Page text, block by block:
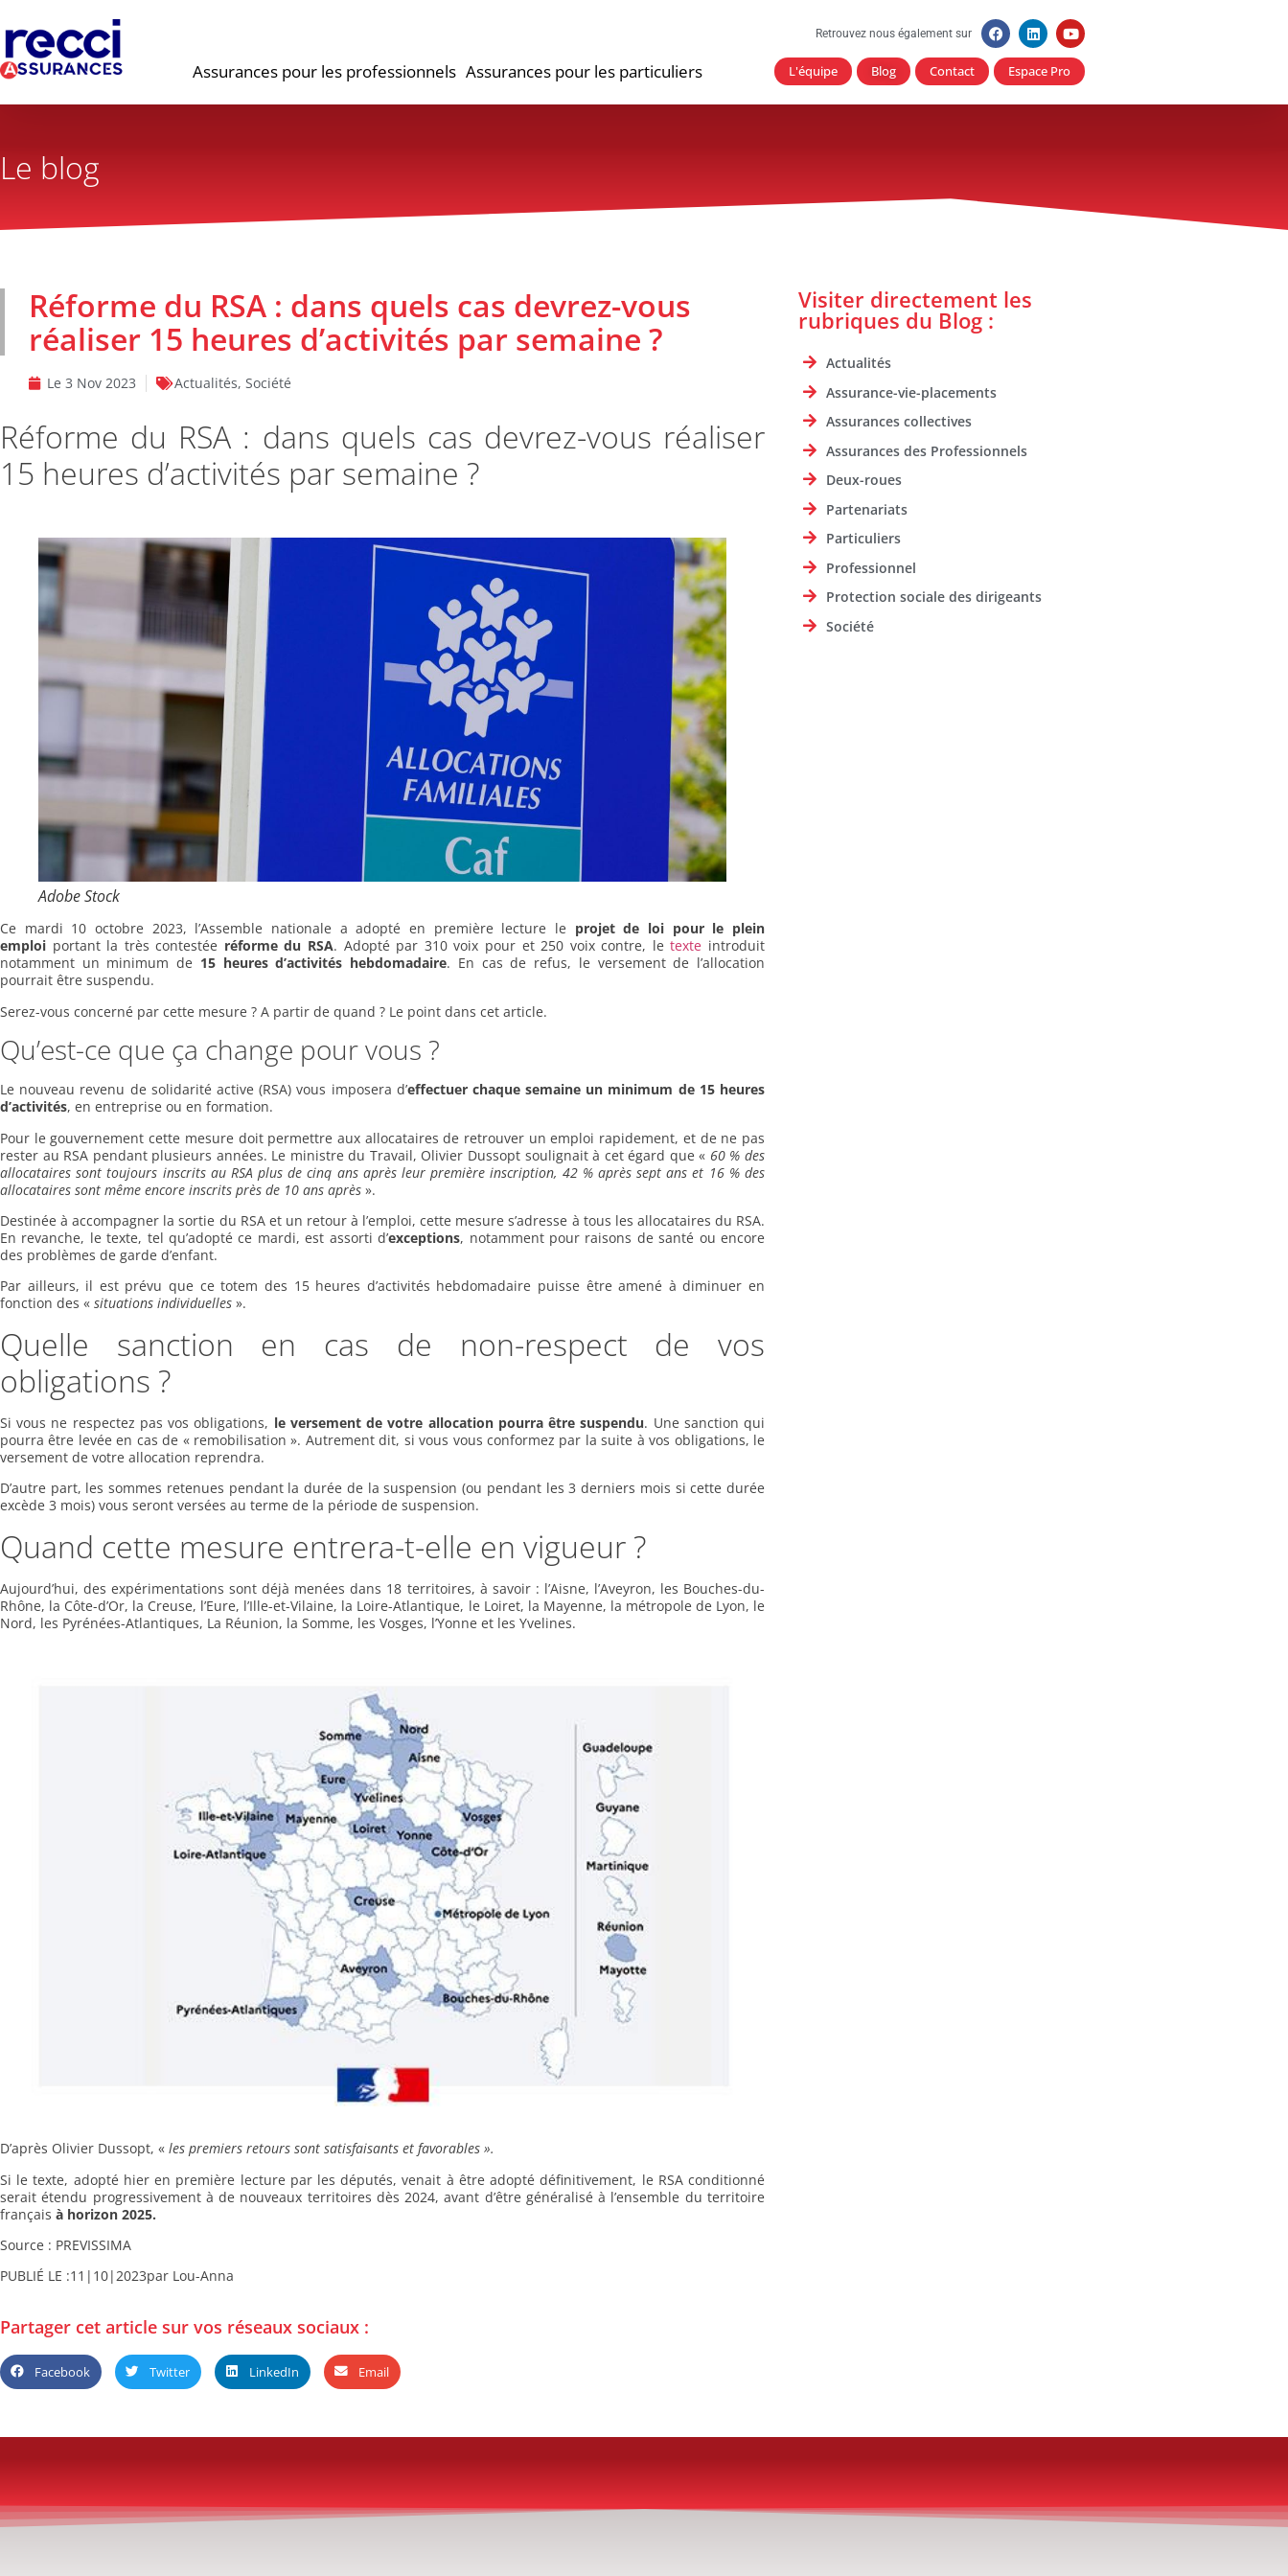
Assurances pour les professionnels Assurances pour les particuliers
Retrouvez nous également sur
L'équipe Blog Contact Espace Pro
Le blog
Réforme du RSA : dans quels cas devrez-vous
réaliser 15 heures d’activités par semaine ?
Le 3 Nov 2023 Actualités, Société
Réforme du RSA : dans quels cas devrez-vous réaliser
15 heures d’activités par semaine ?
Adobe Stock
Ce mardi 10 octobre 2023, l’Assemble nationale a adopté en première lecture le projet de loi pour le plein
emploi portant la très contestée réforme du RSA. Adopté par 310 voix pour et 250 voix contre, letexte introduit
notamment un minimum de 15 heures d’activités hebdomadaire. En cas de refus, le versement de l’allocation
pourrait être suspendu.
Serez-vous concerné par cette mesure ? A partir de quand ? Le point dans cet article.
Qu’est-ce que ça change pour vous ?
Le nouveau revenu de solidarité active (RSA) vous imposera d’effectuer chaque semaine un minimum de 15 heures
d’activités, en entreprise ou en formation.
Pour le gouvernement cette mesure doit permettre aux allocataires de retrouver un emploi rapidement, et de ne pas
rester au RSA pendant plusieurs années. Le ministre du Travail, Olivier Dussopt soulignait à cet égard que « 60 % des
allocataires sont toujours inscrits au RSA plus de cinq ans après leur première inscription, 42 % après sept ans et 16 % des
allocataires sont même encore inscrits près de 10 ans après ».
Destinée à accompagner la sortie du RSA et un retour à l’emploi, cette mesure s’adresse à tous les allocataires du RSA.
En revanche, le texte, tel qu’adopté ce mardi, est assorti d’exceptions, notamment pour raisons de santé ou encore
des problèmes de garde d’enfant.
Par ailleurs, il est prévu que ce totem des 15 heures d’activités hebdomadaire puisse être amené à diminuer en
fonction des « situations individuelles ».
Quelle sanction en cas de non-respect de vos
obligations ?
Si vous ne respectez pas vos obligations, le versement de votre allocation pourra être suspendu. Une sanction qui
pourra être levée en cas de « remobilisation ». Autrement dit, si vous vous conformez par la suite à vos obligations, le
versement de votre allocation reprendra.
D’autre part, les sommes retenues pendant la durée de la suspension (ou pendant les 3 derniers mois si cette durée
excède 3 mois) vous seront versées au terme de la période de suspension.
Quand cette mesure entrera-t-elle en vigueur ?
Aujourd’hui, des expérimentations sont déjà menées dans 18 territoires, à savoir : l’Aisne, l’Aveyron, les Bouches-du-
Rhône, la Côte-d’Or, la Creuse, l’Eure, l’Ille-et-Vilaine, la Loire-Atlantique, le Loiret, la Mayenne, la métropole de Lyon, le
Nord, les Pyrénées-Atlantiques, La Réunion, la Somme, les Vosges, l’Yonne et les Yvelines.
D’après Olivier Dussopt, « les premiers retours sont satisfaisants et favorables ».
Si le texte, adopté hier en première lecture par les députés, venait à être adopté définitivement, le RSA conditionné
serait étendu progressivement à de nouveaux territoires dès 2024, avant d’être généralisé à l’ensemble du territoire
français à horizon 2025.
Source : PREVISSIMA
PUBLIÉ LE :11|10|2023par Lou-Anna
Partager cet article sur vos réseaux sociaux :
Facebook Twitter LinkedIn Email
Visiter directement les
rubriques du Blog :
Actualités
Assurance-vie-placements
Assurances collectives
Assurances des Professionnels
Deux-roues
Partenariats
Particuliers
Professionnel
Protection sociale des dirigeants
Société